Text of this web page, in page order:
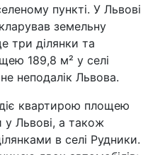
пункті. У Львові
земельну
три ділянки та
189,8 м² у селі
неподалік Львова.
квартирою площею
Львові, а також
в селі Рудники.